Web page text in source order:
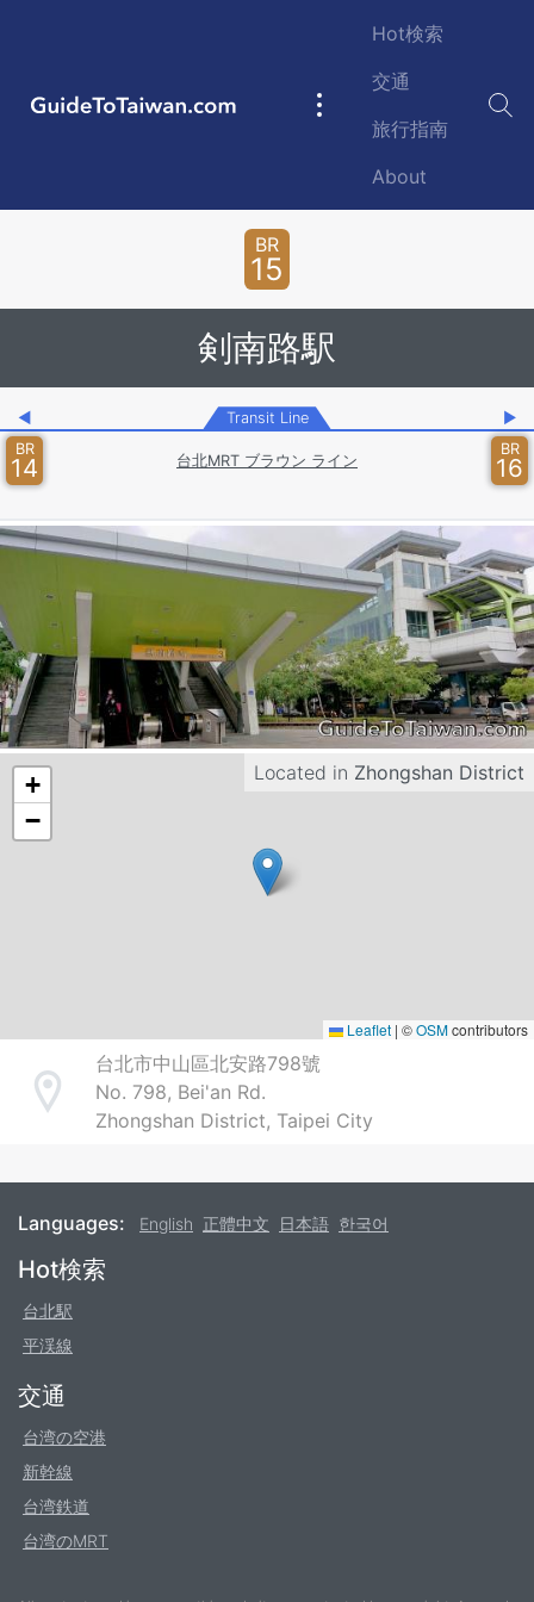
GuideToTaiwan.com
Main
Hot検索
交通
旅行指南
About
BR
15
剣南路駅
◀ Transit Line
▶
BR
14 台北MRT ブラウン ライン
BR
16
Located in Zhongshan District
+
−
Leaflet | ©OSMcontributors
Address
台北市中山區北安路798號
No. 798, Bei'an Rd.
Zhongshan District, Taipei City
Languages: English 正體中文 日本語 한국어
Footer
Hot検索
台北駅
平渓線
交通
台湾の空港
新幹線
台湾鉄道
台湾のMRT